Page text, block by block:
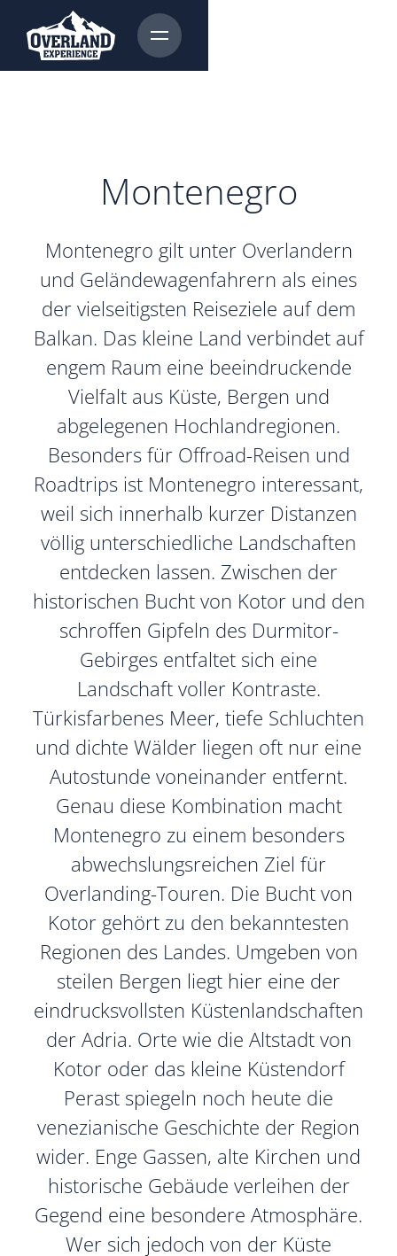
Montenegro
Montenegro gilt unter Overlandern
und Geländewagenfahrern als eines
der vielseitigsten Reiseziele auf dem
Balkan. Das kleine Land verbindet auf
engem Raum eine beeindruckende
Vielfalt aus Küste, Bergen und
abgelegenen Hochlandregionen.
Besonders für Offroad-Reisen und
Roadtrips ist Montenegro interessant,
weil sich innerhalb kurzer Distanzen
völlig unterschiedliche Landschaften
entdecken lassen. Zwischen der
historischen Bucht von Kotor und den
schroffen Gipfeln des Durmitor-
Gebirges entfaltet sich eine
Landschaft voller Kontraste.
Türkisfarbenes Meer, tiefe Schluchten
und dichte Wälder liegen oft nur eine
Autostunde voneinander entfernt.
Genau diese Kombination macht
Montenegro zu einem besonders
abwechslungsreichen Ziel für
Overlanding-Touren. Die Bucht von
Kotor gehört zu den bekanntesten
Regionen des Landes. Umgeben von
steilen Bergen liegt hier eine der
eindrucksvollsten Küstenlandschaften
der Adria. Orte wie die Altstadt von
Kotor oder das kleine Küstendorf
Perast spiegeln noch heute die
venezianische Geschichte der Region
wider. Enge Gassen, alte Kirchen und
historische Gebäude verleihen der
Gegend eine besondere Atmosphäre.
Wer sich jedoch von der Küste